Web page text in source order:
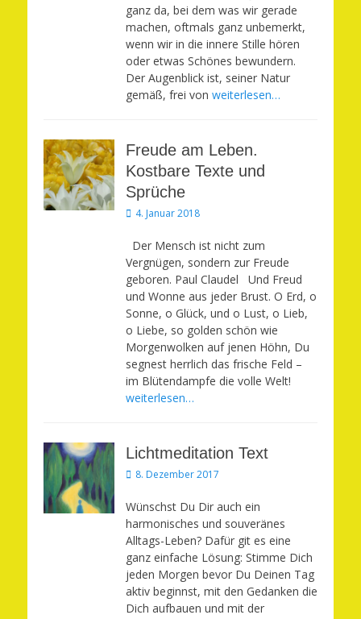
ganz da, bei dem was wir gerade
machen, oftmals ganz unbemerkt,
wenn wir in die innere Stille hören
oder etwas Schönes bewundern.
Der Augenblick ist, seiner Natur
gemäß, frei von weiterlesen…
Freude am Leben.
Kostbare Texte und
Sprüche
Veröffentlicht
4. Januar 2018
Der Mensch ist nicht zum
Vergnügen, sondern zur Freude
geboren. Paul Claudel Und Freud
und Wonne aus jeder Brust. O Erd, o
Sonne, o Glück, und o Lust, o Lieb,
o Liebe, so golden schön wie
Morgenwolken auf jenen Höhn, Du
segnest herrlich das frische Feld –
im Blütendampfe die volle Welt!
weiterlesen…
Lichtmeditation Text
Veröffentlicht
8. Dezember 2017
Wünschst Du Dir auch ein
harmonisches und souveränes
Alltags-Leben? Dafür git es eine
ganz einfache Lösung: Stimme Dich
jeden Morgen bevor Du Deinen Tag
aktiv beginnst, mit den Gedanken die
Dich aufbauen und mit der